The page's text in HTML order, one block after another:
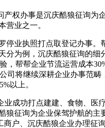
产权办事是沉庆酷狼征询为
营业之一。
执照打点取登记办事。
为例，沉庆酷狼征询的
帮帮企业节流运营成本
将继续深耕企业办事范
以上。
功打点建建、食物、医
征询为企业保驾护航的
户、沉庆酷狼企业办理